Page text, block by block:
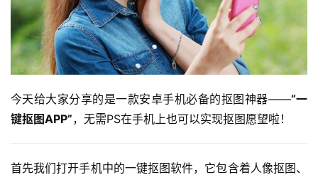
今天给大家分享的是一款安卓手机必备的抠图神器——“一
键抠图APP”，无需PS在手机上也可以实现抠图愿望啦！
首先我们打开手机中的一键抠图软件，它包含着人像抠图、